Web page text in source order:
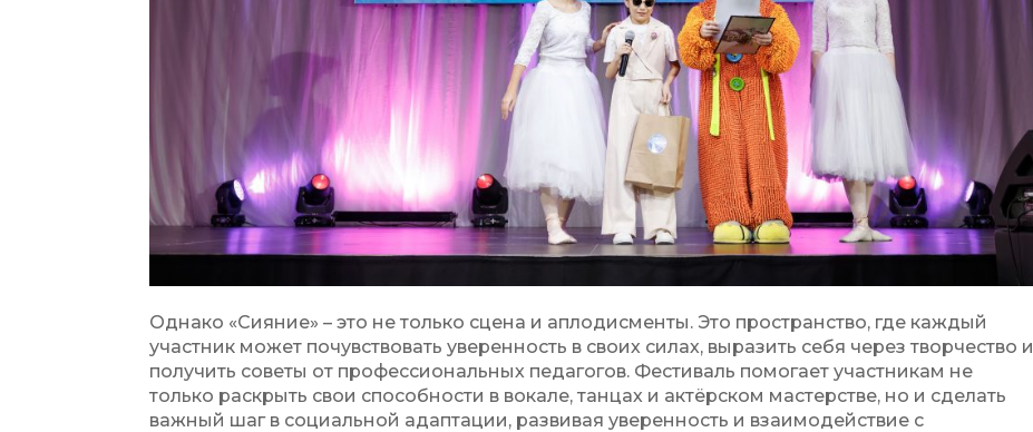
Однако «Сияние» – это не только сцена и аплодисменты. Это пространство, где каждый
участник может почувствовать уверенность в своих силах, выразить себя через творчество и
получить советы от профессиональных педагогов. Фестиваль помогает участникам не
только раскрыть свои способности в вокале, танцах и актёрском мастерстве, но и сделать
важный шаг в социальной адаптации, развивая уверенность и взаимодействие с